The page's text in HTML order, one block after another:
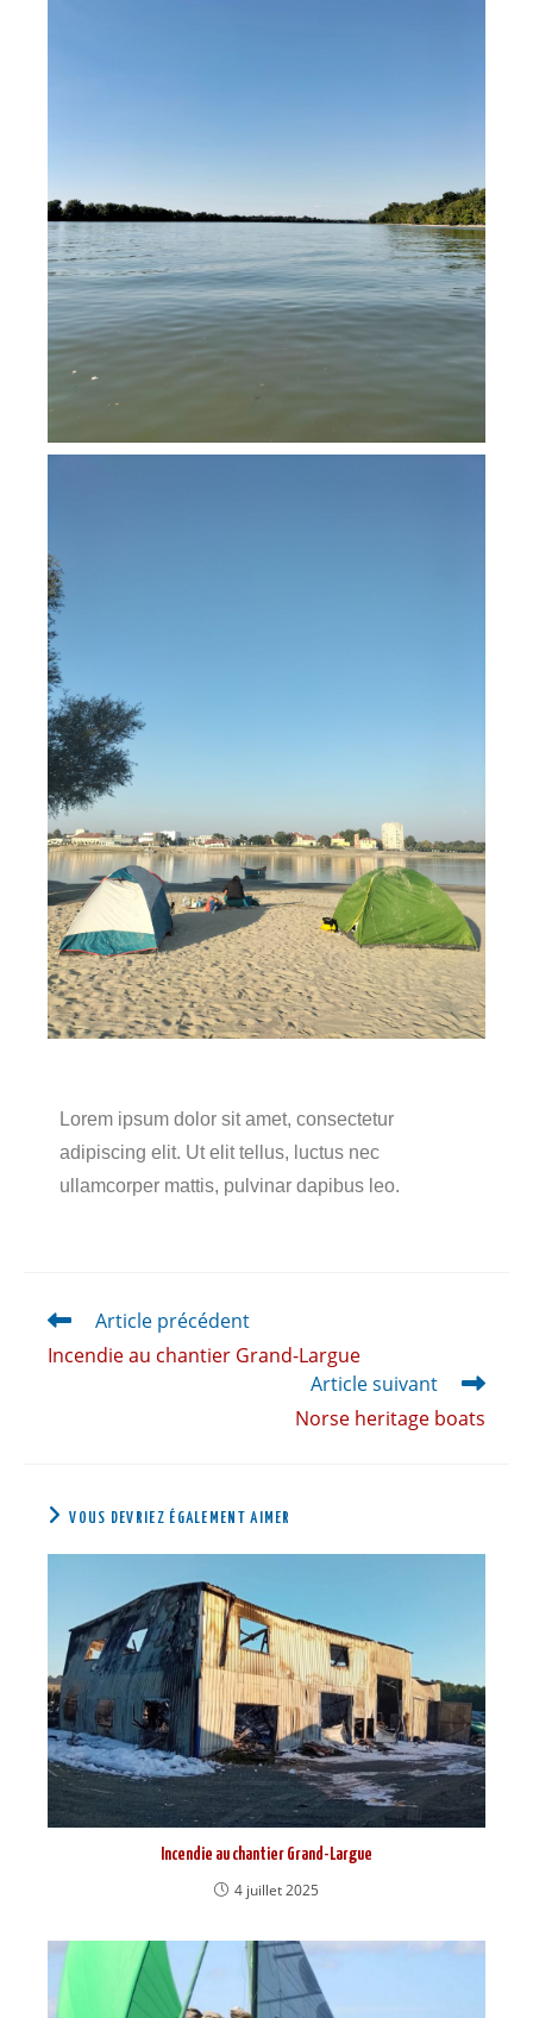
Lorem ipsum dolor sit amet, consectetur
adipiscing elit. Ut elit tellus, luctus nec
ullamcorper mattis, pulvinar dapibus leo.
Article précédent
Incendie au chantier Grand-Largue
Article suivant
Norse heritage boats
VOUS DEVRIEZ ÉGALEMENT AIMER
Incendie au chantier Grand-Largue
4 juillet 2025